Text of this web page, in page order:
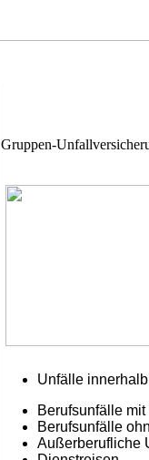
Gruppen-
Unfälle
Berufsunfälle
Berufsunfälle
Außerberufliche